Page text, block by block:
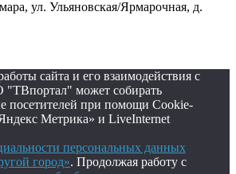
ул. Ульяновская/Ярмарочная, д.
сайта и его взаимодействия с
"ТВпортал" может собирать
посетителей при помощи Cookie-
Метрика» и LiveInternet
персональных данных
город». Продолжая работу с